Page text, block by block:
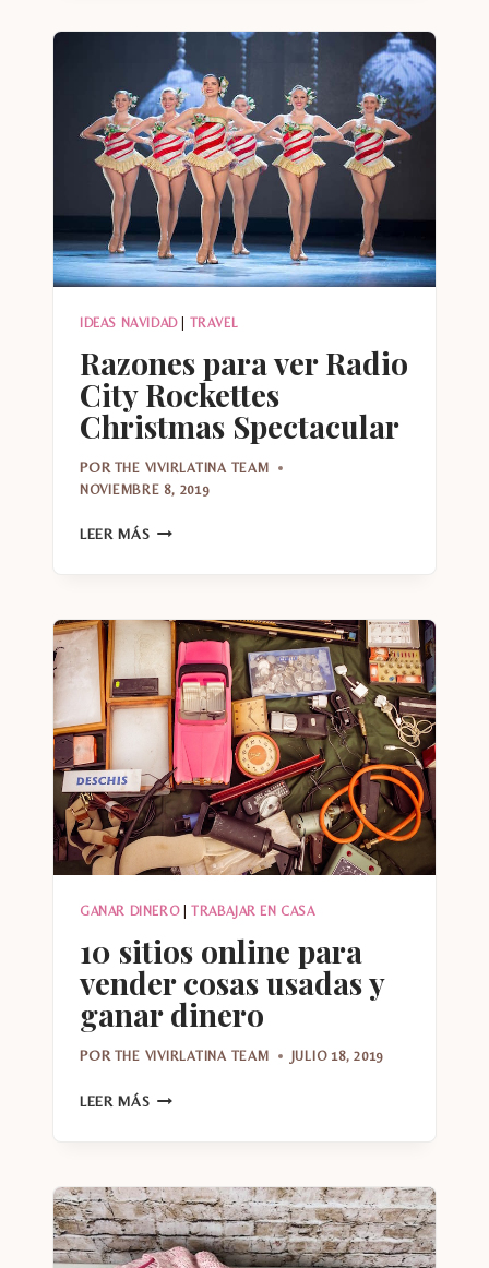
PARQUES
DISNEY
EN
ORLANDO
IDEAS NAVIDAD| TRAVEL
Razones para ver Radio
City Rockettes
Christmas Spectacular
POR THE VIVIRLATINA TEAM
NOVIEMBRE 8, 2019
LEER MÁS RAZONES
CITY
ROCKETTES
CHRISTMAS
SPECTACULAR
GANAR DINERO| TRABAJAR EN CASA
10 sitios online para
vender cosas usadas y
ganar dinero
POR THE VIVIRLATINA TEAM JULIO 18, 2019
LEER MÁS
VENDER
COSAS
USADAS
Y